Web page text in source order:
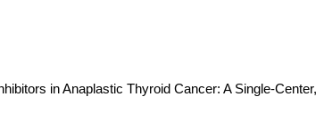
in Anaplastic Thyroid Cancer: A Single-Center,